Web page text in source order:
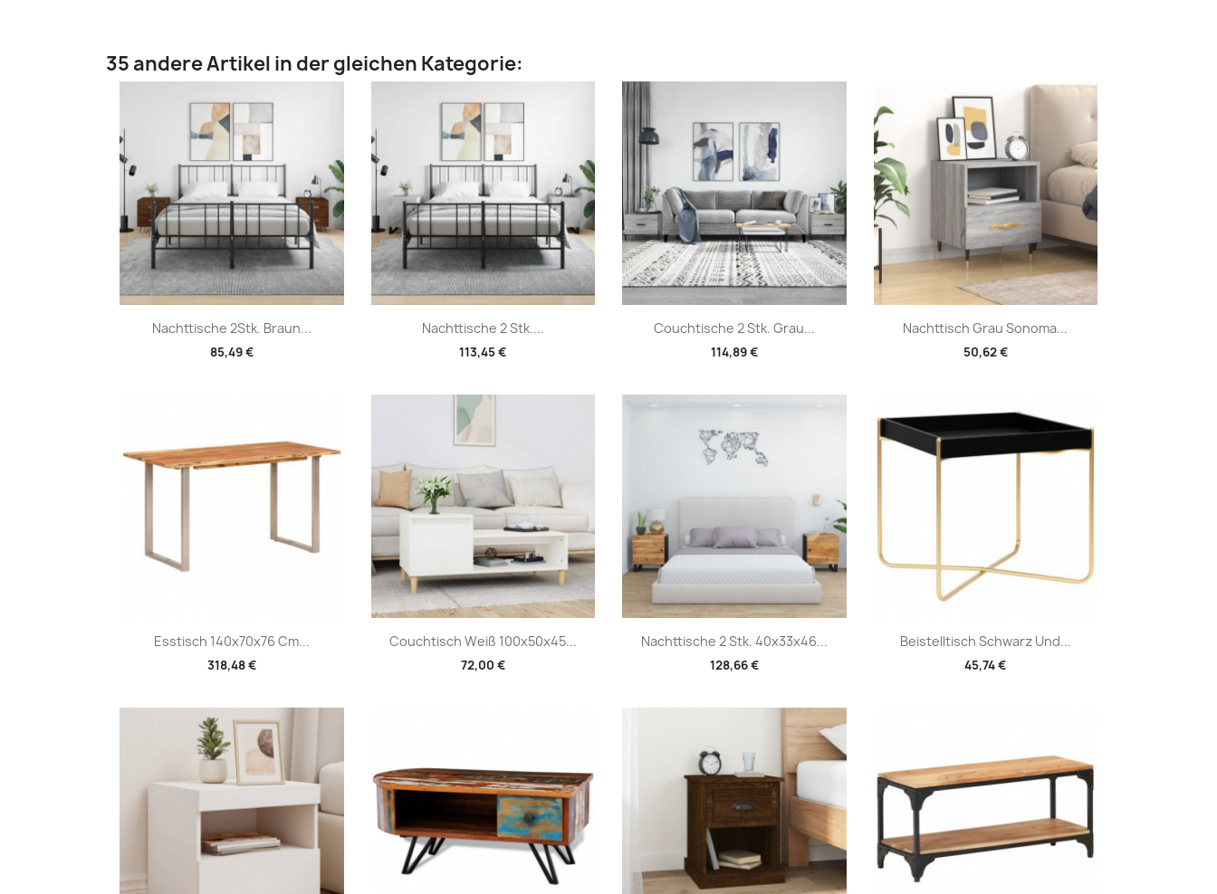
35 andere Artikel in der gleichen Kategorie:
Nachttische 2Stk. Braun...
85,49 €
Vorschau Nachttische 2 Stk....
113,45 €
Vorschau Couchtische 2 Stk. Grau...
114,89 €
Vorschau Nachttisch Grau Sonoma...
50,62 €
Vorschau
Esstisch 140x70x76 Cm...
318,48 €
 Vorschau Couchtisch Weiß 100x50x45...
72,00 €
Vorschau Nachttische 2 Stk. 40x33x46...
128,66 €
Vorschau Beistelltisch Schwarz Und...
45,74 €
Vorschau